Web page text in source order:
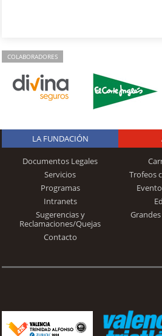
COLABORADORES
LA FUNDACIÓN
Documentos Legales
Servicios
Programas
Intranets
Sugerencias y
Reclamaciones/Quejas
Contacto
Trofeos